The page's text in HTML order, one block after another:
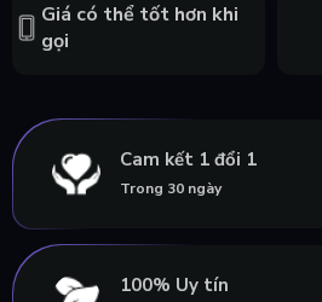
Giá có thể tốt hơn khi
gọi
Cam kết 1 đổi 1
Trong 30 ngày
100% Uy tín